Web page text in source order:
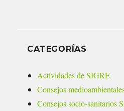
CATEGORÍAS
Actividades de SIGRE
Consejos
Consejos socio-sanitarios